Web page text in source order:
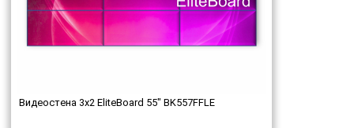
Видеостена 3x2 EliteBoard 55" BK557FFLE